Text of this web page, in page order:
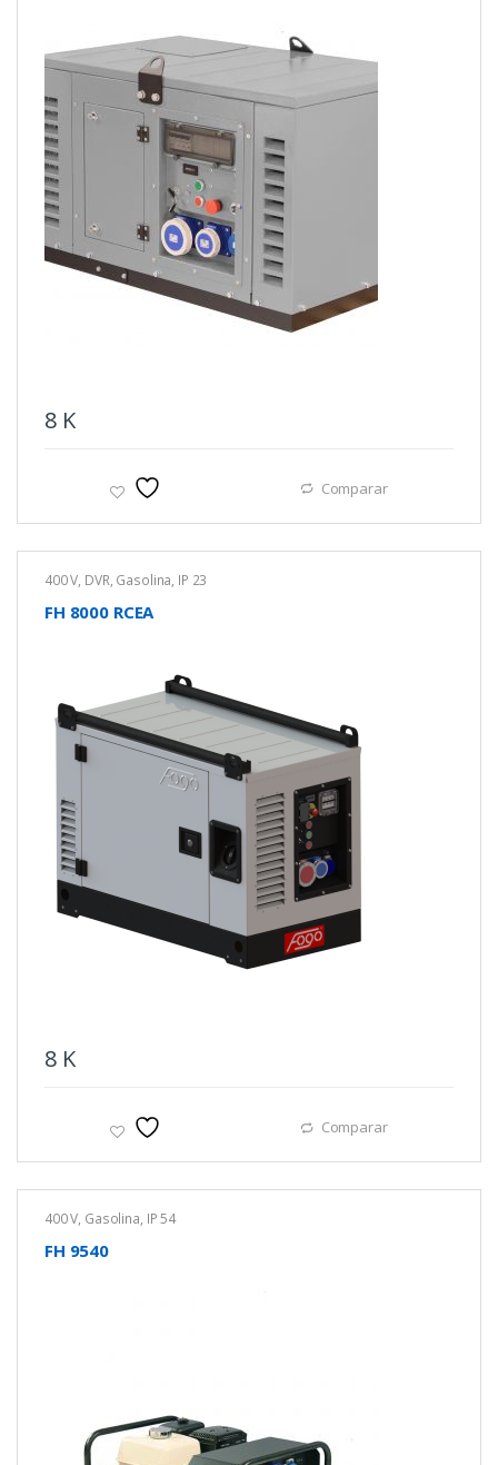
8 K
Comparar
400 V, DVR, Gasolina, IP 23
FH 8000 RCEA
8 K
Comparar
400 V, Gasolina, IP 54
FH 9540